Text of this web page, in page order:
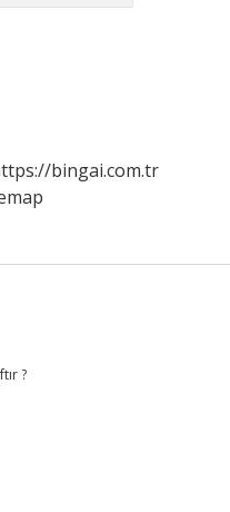
bingai.com.tr
?